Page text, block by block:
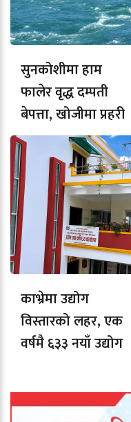
सुनकोशीमा हाम
फालेर वृद्ध दम्पती
बेपत्ता, खोजीमा प्रहरी
काभ्रेमा उद्योग
विस्तारको लहर, एक
वर्षमै ६३३ नयाँ उद्योग